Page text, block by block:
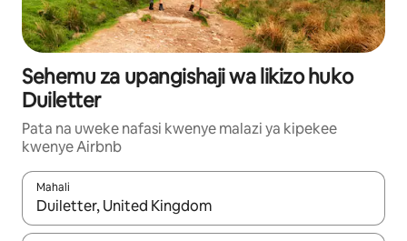
Sehemu za upangishaji wa likizo huko
Duiletter
Pata na uweke nafasi kwenye malazi ya kipekee
kwenye Airbnb
Mahali
Wakati matokeo yanapatikana, vinjari kwa kutumia vitufe vya